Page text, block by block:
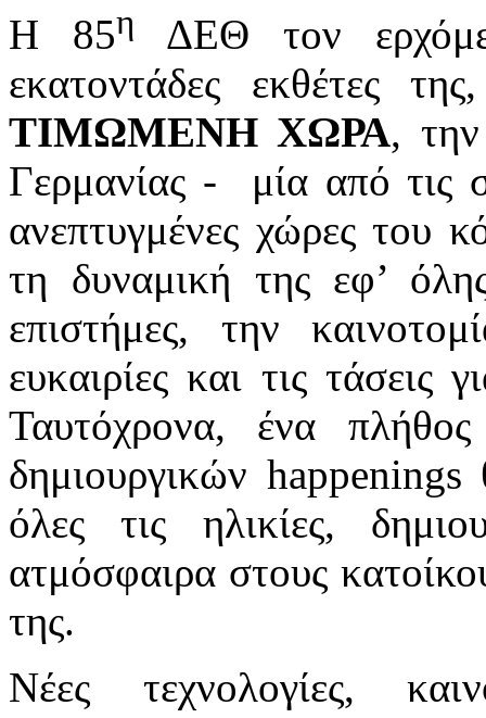
H 85η
ΔΕΘ τον
εκατοντάδες εκθέτες
ΤΙΜΩΜΕΝΗ ΧΩΡΑ,
Γερμανίας - ­ μία από τις
ανεπτυγμένες χώρες του
τη δυναμική της εφ’
επιστήμες, την
ευκαιρίες και τις τάσεις
Ταυτόχρονα, ένα
δημιουργικών
όλες τις ηλικίες,
ατμόσφαιρα στους
της.
Νέες τεχνολογίες,